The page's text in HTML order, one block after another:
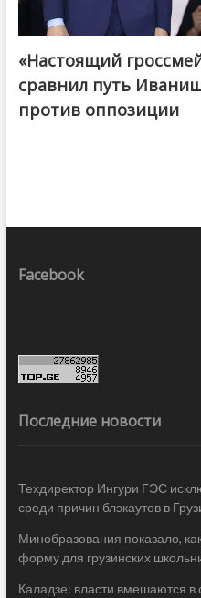
@ქართული ოცნება / Georgian
«Настоящий
сравнил путь
против оппозиции
Facebook
Последние новости
Техдиректор Ингури ГЭС
среди причин блэкаутов в
Минобразования показало,
форму для грузинских
Каладзе: власти вмешаются в